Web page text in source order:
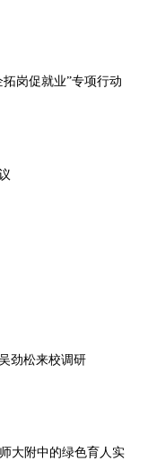
岗促就业”专项行动
劲松来校调研
大附中的绿色育人实